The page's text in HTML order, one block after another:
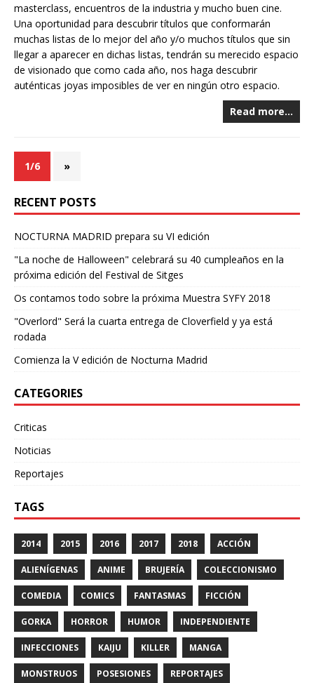
masterclass, encuentros de la industria y mucho buen cine.
Una oportunidad para descubrir títulos que conformarán
muchas listas de lo mejor del año y/o muchos títulos que sin
llegar a aparecer en dichas listas, tendrán su merecido espacio
de visionado que como cada año, nos haga descubrir
auténticas joyas imposibles de ver en ningún otro espacio.
Read more…
1/6 »
RECENT POSTS
NOCTURNA MADRID prepara su VI edición
"La noche de Halloween" celebrará su 40 cumpleaños en la
próxima edición del Festival de Sitges
Os contamos todo sobre la próxima Muestra SYFY 2018
"Overlord" Será la cuarta entrega de Cloverfield y ya está
rodada
Comienza la V edición de Nocturna Madrid
CATEGORIES
Criticas
Noticias
Reportajes
TAGS
2014 2015 2016 2017 2018 ACCIÓN
ALIENÍGENAS ANIME BRUJERÍA COLECCIONISMO
COMEDIA COMICS FANTASMAS FICCIÓN
GORKA HORROR HUMOR INDEPENDIENTE
INFECCIONES KAIJU KILLER MANGA
MONSTRUOS POSESIONES REPORTAJES